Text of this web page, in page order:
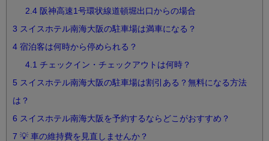
2.4 阪神高速1号環状線道頓堀出口からの場合
3 スイスホテル南海大阪の駐車場は満車になる？
4 宿泊客は何時から停められる？
4.1 チェックイン・チェックアウトは何時？
5 スイスホテル南海大阪の駐車場は割引ある？無料になる方法
は？
6 スイスホテル南海大阪を予約するならどこがおすすめ？
7 💡 車の維持費を見直しませんか？